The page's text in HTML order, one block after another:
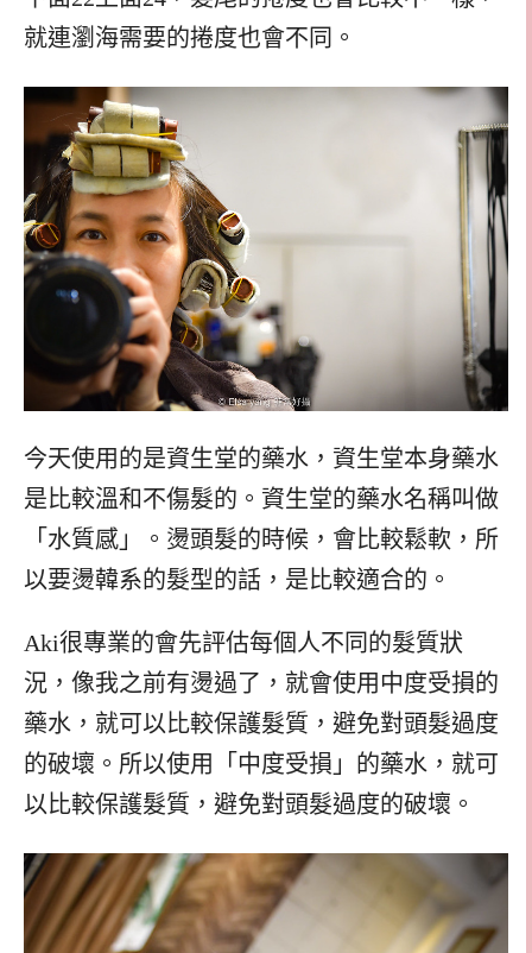
就連瀏海需要的捲度也會不同。
今天使用的是資生堂的藥水，資生堂本身藥水
是比較溫和不傷髮的。資生堂的藥水名稱叫做
「水質感」。燙頭髮的時候，會比較鬆軟，所
以要燙韓系的髮型的話，是比較適合的。
Aki很專業的會先評估每個人不同的髮質狀
況，像我之前有燙過了，就會使用中度受損的
藥水，就可以比較保護髮質，避免對頭髮過度
的破壞。所以使用「中度受損」的藥水，就可
以比較保護髮質，避免對頭髮過度的破壞。